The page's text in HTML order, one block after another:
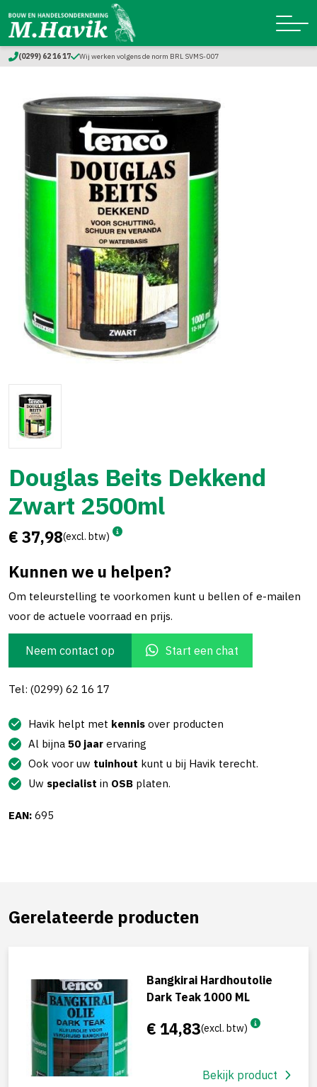
(0299) 62 16 17 Wij werken volgens de norm BRL SVMS-007
Douglas Beits Dekkend
Zwart 2500ml
€ 37,98(excl. btw)
Kunnen we u helpen?
Om teleurstelling te voorkomen kunt u bellen of e-mailen
voor de actuele voorraad en prijs.
Neem contact op Start een chat
Tel: (0299) 62 16 17
Havik helpt met kennis over producten
Al bijna 50 jaar ervaring
Ook voor uw tuinhout kunt u bij Havik terecht.
Uw specialist in OSB platen.
EAN: 695
Gerelateerde producten
Bangkirai Hardhoutolie
Dark Teak 1000 ML
€ 14,83(excl. btw)
Bekijk product